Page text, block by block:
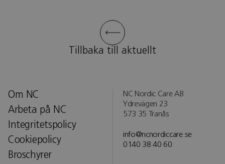
Tillbaka till aktuellt
Om NC
Arbeta på NC
Integritetspolicy
Cookiepolicy
Broschyrer
NC Nordic Care AB
Ydrevägen 23
573 35 Tranås
info@ncnordiccare.se
0140 38 40 60